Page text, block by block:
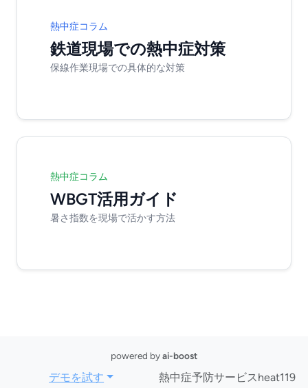
熱中症コラム
鉄道現場での熱中症対策
保線作業現場での具体的な対策
熱中症コラム
WBGT活用ガイド
暑さ指数を現場で活かす方法
powered byai-boost
デモを試す 熱中症予防サービスheat119